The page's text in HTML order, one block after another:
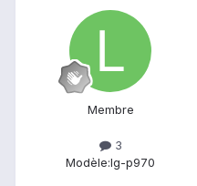
Membre
3
Modèle:lg-p970